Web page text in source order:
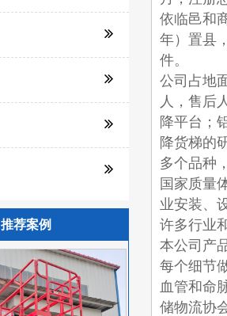
推荐案例
依临邑和
年）置县
件。
公司占地
人，售后
降平台；
降货梯的
多个品种
国家质量
业安装、
许多行业
本公司产
每个细节
血管和命
储物流协